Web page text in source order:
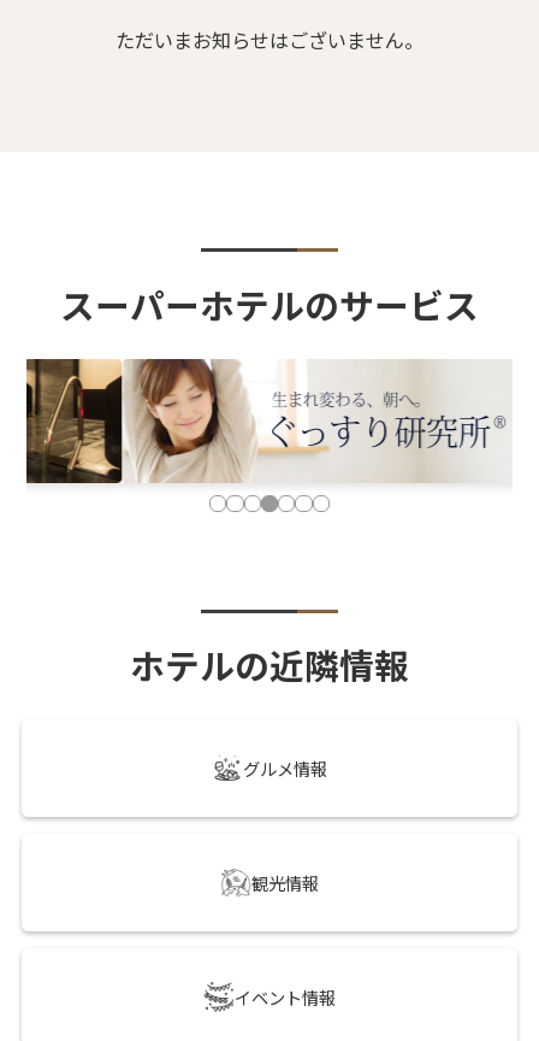
ただいまお知らせはございません。
スーパーホテルのサービス
ホテルの近隣情報
グルメ情報
観光情報
イベント情報